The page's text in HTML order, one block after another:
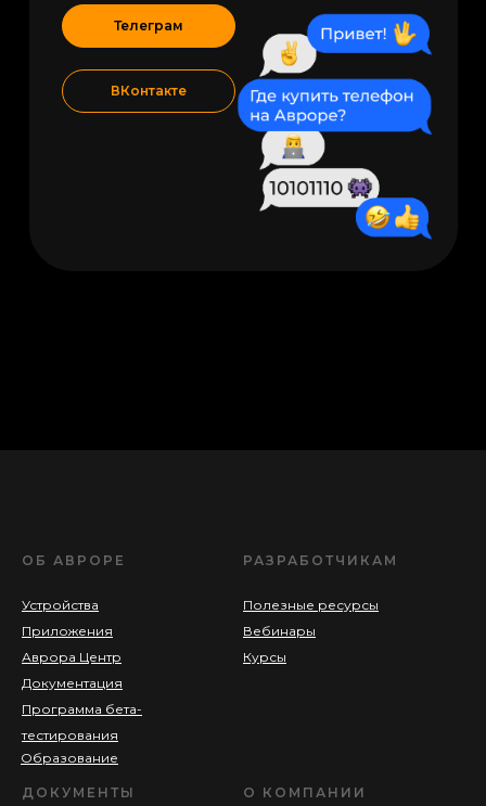
Телеграм
ВКонтакте
ОБ АВРОРЕ
Устройства
Приложения
Аврора Центр
Документация
Программа бета-
тестирования
ДОКУМЕНТЫ
РАЗРАБОТЧИКАМ
Полезные ресурсы
Вебинары
Курсы
О КОМПАНИИ
Образование